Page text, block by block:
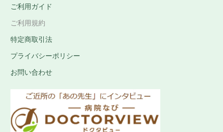
ご利用ガイド
ご利用規約
特定商取引法
プライバシーポリシー
お問い合わせ